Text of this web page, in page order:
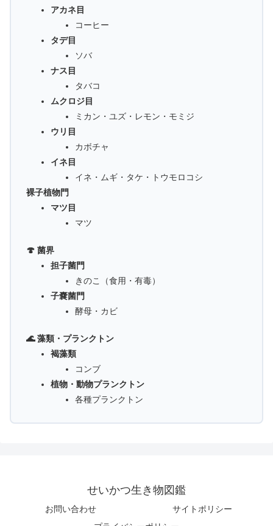
アカネ目
コーヒー
タデ目
ソバ
ナス目
タバコ
ムクロジ目
ミカン・ユズ・レモン・モミジ
ウリ目
カボチャ
イネ目
イネ・ムギ・タケ・トウモロコシ
裸子植物門
マツ目
マツ
🍄 菌界
担子菌門
きのこ（食用・有毒）
子嚢菌門
酵母・カビ
🌊 藻類・プランクトン
褐藻類
コンブ
植物・動物プランクトン
各種プランクトン
せいかつ生き物図鑑
お問い合わせ
サイトポリシー